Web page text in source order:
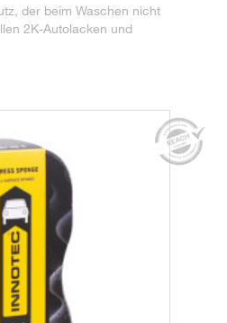
der beim Waschen nicht
2K-Autolacken und